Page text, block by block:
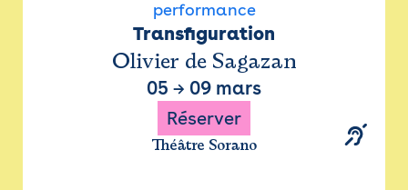
performance
Transfiguration
Olivier de Sagazan
05 → 09 mars
Réserver
Théâtre Sorano